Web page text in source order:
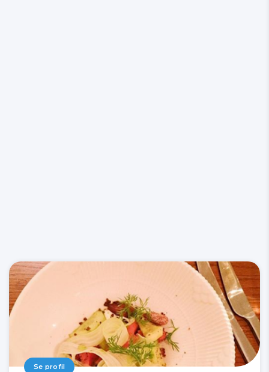
Se profil